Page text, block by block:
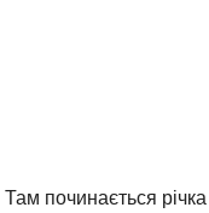
починається річка